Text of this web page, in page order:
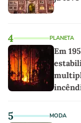
4 PLANETA
Em
5 MODA